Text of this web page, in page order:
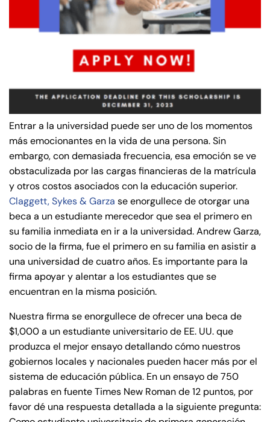
Entrar a la universidad puede ser uno de los momentos
más emocionantes en la vida de una persona. Sin
embargo, con demasiada frecuencia, esa emoción se ve
obstaculizada por las cargas financieras de la matrícula
y otros costos asociados con la educación superior.
Claggett, Sykes & Garza se enorgullece de otorgar una
beca a un estudiante merecedor que sea el primero en
su familia inmediata en ir a la universidad. Andrew Garza,
socio de la firma, fue el primero en su familia en asistir a
una universidad de cuatro años. Es importante para la
firma apoyar y alentar a los estudiantes que se
encuentran en la misma posición.
Nuestra firma se enorgullece de ofrecer una beca de
$1,000 a un estudiante universitario de EE. UU. que
produzca el mejor ensayo detallando cómo nuestros
gobiernos locales y nacionales pueden hacer más por el
sistema de educación pública. En un ensayo de 750
palabras en fuente Times New Roman de 12 puntos, por
favor dé una respuesta detallada a la siguiente pregunta: